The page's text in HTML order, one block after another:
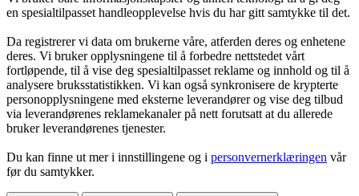
en spesialtilpasset handleopplevelse hvis du har gitt samtykke til det.
Da registrerer vi data om brukerne våre, atferden deres og enhetene
deres. Vi bruker opplysningene til å forbedre nettstedet vårt
fortløpende, til å vise deg spesialtilpasset reklame og innhold og til å
analysere bruksstatistikken. Vi kan også synkronisere de krypterte
personopplysningene med eksterne leverandører og vise deg tilbud
via leverandørenes reklamekanaler på nett forutsatt at du allerede
bruker leverandørenes tjenester.
Du kan finne ut mer i innstillingene og i personvernerklæringen vår
før du samtykker.